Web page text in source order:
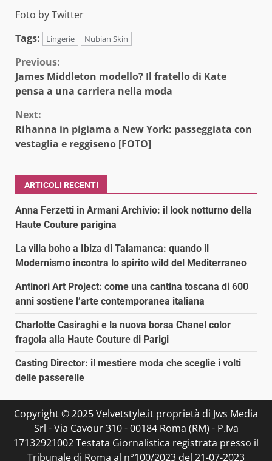
Foto by Twitter
Tags:
Lingerie Nubian Skin
Continue
Reading
Previous:
James Middleton modello? Il fratello di Kate
pensa a una carriera nella moda
Next:
Rihanna in pigiama a New York: passeggiata con
vestaglia e reggiseno [FOTO]
ARTICOLI RECENTI
Anna Ferzetti in Armani Archivio: il look notturno della
Haute Couture parigina
La villa boho a Ibiza di Talamanca: quando il
Modernismo incontra lo spirito wild del Mediterraneo
Antinori Art Project: come una cantina toscana di 600
anni sostiene l’arte contemporanea italiana
Charlotte Casiraghi e la nuova borsa Chanel color
fragola alla Haute Couture di Parigi
Casting Director: il mestiere moda che sceglie i volti
delle passerelle
Copyright © 2025 Velvetstyle.it proprietà di Jws Media
Srl - Via Cavour 310 - 00184 Roma (RM) - P.Iva
17132921002 Testata Giornalistica registrata presso il
Tribunale di Roma al n°100/2023 del 21-07-2023